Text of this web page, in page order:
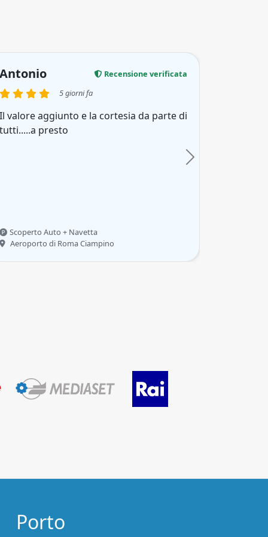
Antonio
Recensione verificata
5 giorni fa
Il valore aggiunto e la cortesia da parte di
tutti.....a presto
Scoperto Auto + Navetta
Aeroporto di Roma Ciampino
Porto